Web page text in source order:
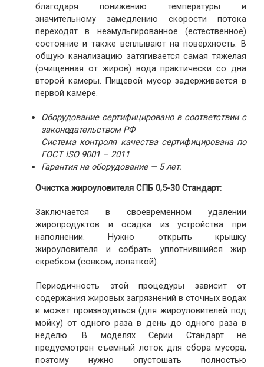
благодаря понижению температуры и
значительному замедлению скорости потока
переходят в неэмульгированное (естественное)
состояние и также всплывают на поверхность. В
общую канализацию затягивается самая тяжелая
(очищенная от жиров) вода практически со дна
второй камеры. Пищевой мусор задерживается в
первой камере.
Оборудование сертифицировано в соответствии с
законодательством РФ
Система контроля качества сертифицирована по
ГОСТ ISO 9001 – 2011
Гарантия на оборудование — 5 лет.
Очистка жироуловителя СПБ 0,5-30 Стандарт:
Заключается в своевременном удалении
жиропродуктов и осадка из устройства при
наполнении. Нужно открыть крышку
жироуловителя и собрать уплотнившийся жир
скребком (совком, лопаткой).
Периодичность этой процедуры зависит от
содержания жировых загрязнений в сточных водах
и может производиться (для жироуловителей под
мойку) от одного раза в день до одного раза в
неделю. В моделях Серии Стандарт не
предусмотрен съемный лоток для сбора мусора,
поэтому нужно опустошать полностью